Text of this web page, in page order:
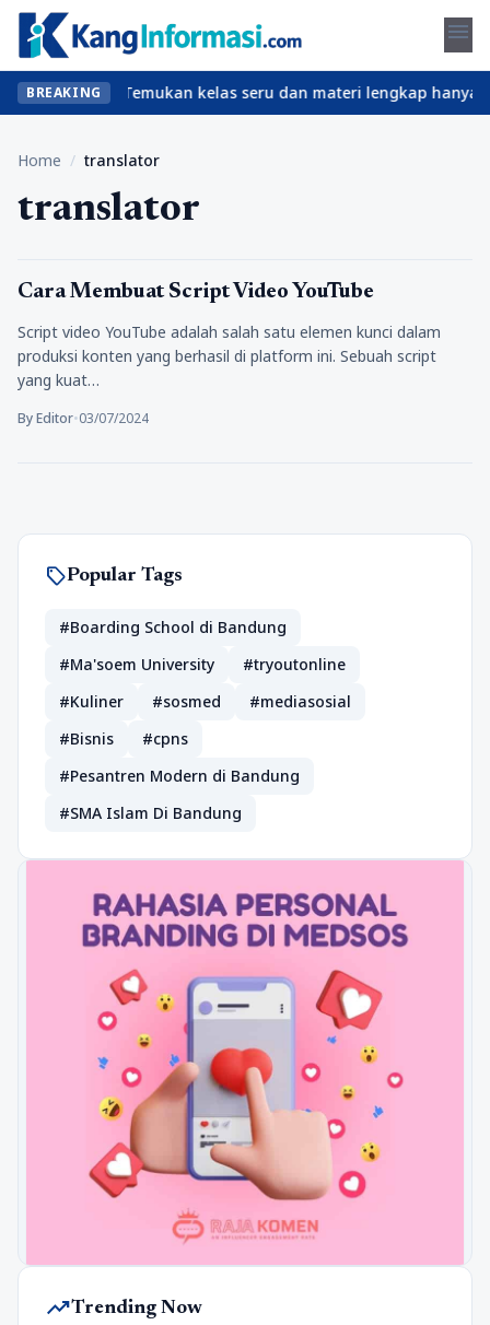
menu
BREAKING
ribet? Temukan kelas seru dan materi lengkap hanya
Home / translator
translator
Tips
Cara Membuat Script Video YouTube
Script video YouTube adalah salah satu elemen kunci dalam
produksi konten yang berhasil di platform ini. Sebuah script
yang kuat…
By Editor•03/07/2024
sellPopular Tags
#Boarding School di Bandung
#Ma'soem University
#tryoutonline
#Kuliner
#sosmed
#mediasosial
#Bisnis
#cpns
#Pesantren Modern di Bandung
#SMA Islam Di Bandung
trending_upTrending Now